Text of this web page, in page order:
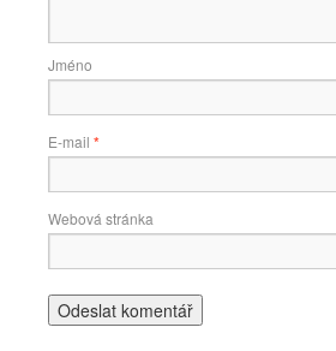
Jméno
E-mail *
Webová stránka